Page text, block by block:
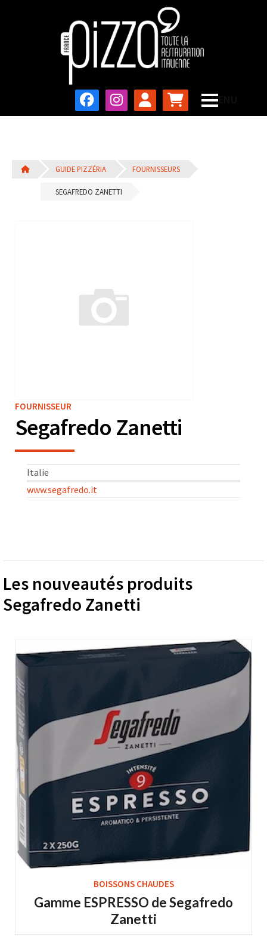
GUIDE PIZZÉRIA FOURNISSEURS
SEGAFREDO ZANETTI
FOURNISSEUR
Segafredo Zanetti
Italie
www.segafredo.it
Les nouveautés produits
Segafredo Zanetti
BOISSONS CHAUDES
Gamme ESPRESSO de Segafredo
Zanetti